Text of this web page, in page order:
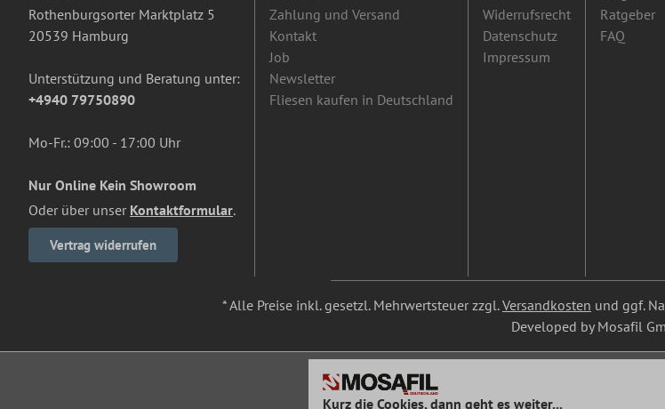
Rothenburgsorter Marktplatz 5
20539 Hamburg
Unterstützung und Beratung unter:
+4940 79750890
Mo-Fr.: 09:00 - 17:00 Uhr
Nur Online Kein Showroom
Oder über unser Kontaktformular.
Vertrag widerrufen
Zahlung und Versand
Kontakt
Job
Newsletter
Fliesen kaufen in Deutschland
Widerrufsrecht
Datenschutz
Impressum
Ratgeber
FAQ
* Alle Preise inkl. gesetzl. Mehrwertsteuer zzgl.Versandkosten und ggf.
Developed by Mosafil
Kurz die Cookies, dann geht es weiter...